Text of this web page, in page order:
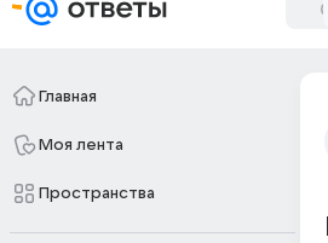
Главная
Моя лента
Пространства